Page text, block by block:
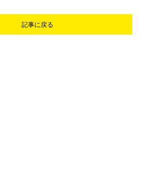
記事に戻る